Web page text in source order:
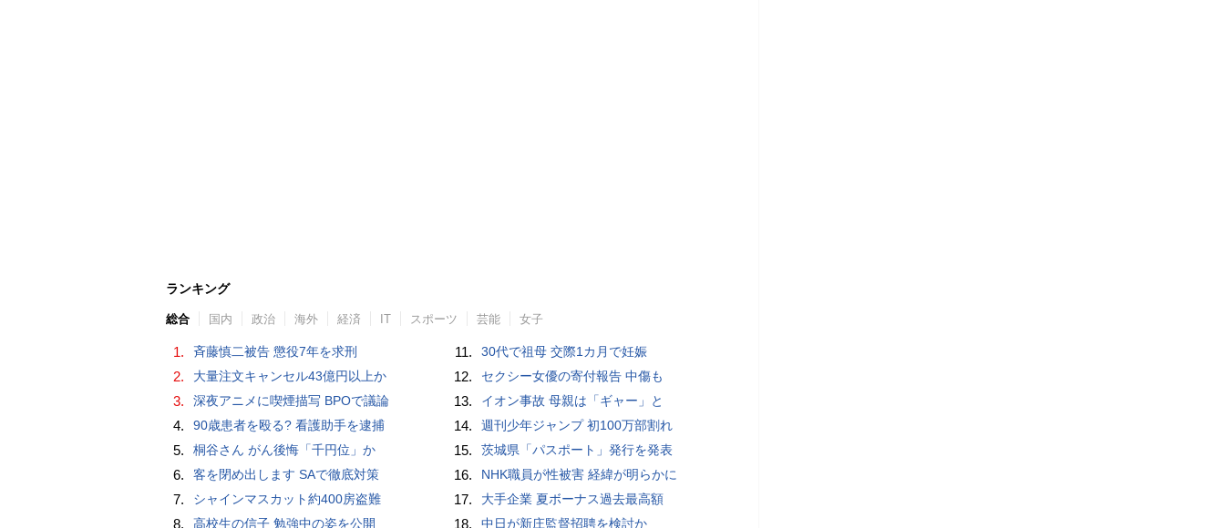
ランキング
総合 国内 政治 海外 経済 IT スポーツ 芸能 女子
1. 斉藤慎二被告 懲役7年を求刑
2. 大量注文キャンセル43億円以上か
3. 深夜アニメに喫煙描写 BPOで議論
4. 90歳患者を殴る? 看護助手を逮捕
5. 桐谷さん がん後悔「千円位」か
6. 客を閉め出します SAで徹底対策
7. シャインマスカット約400房盗難
8. 高校生の信子 勉強中の姿を公開
11. 30代で祖母 交際1カ月で妊娠
12. セクシー女優の寄付報告 中傷も
13. イオン事故 母親は「ギャー」と
14. 週刊少年ジャンプ 初100万部割れ
15. 茨城県「パスポート」発行を発表
16. NHK職員が性被害 経緯が明らかに
17. 大手企業 夏ボーナス過去最高額
18. 中日が新庄監督招聘を検討か